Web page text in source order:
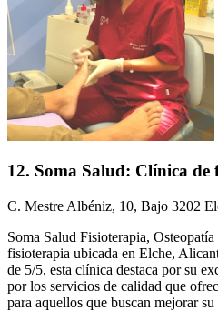
12. Soma Salud: Clínica de
C. Mestre Albéniz, 10, Bajo 3202
Soma Salud Fisioterapia,
fisioterapia ubicada en Elche,
de 5/5, esta clínica destaca por su
por los servicios de calidad que
para aquellos que buscan mejorar su